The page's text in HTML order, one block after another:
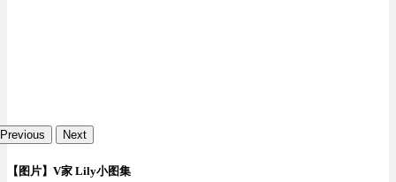
Previous Next
【图片】V家 Lily小图集